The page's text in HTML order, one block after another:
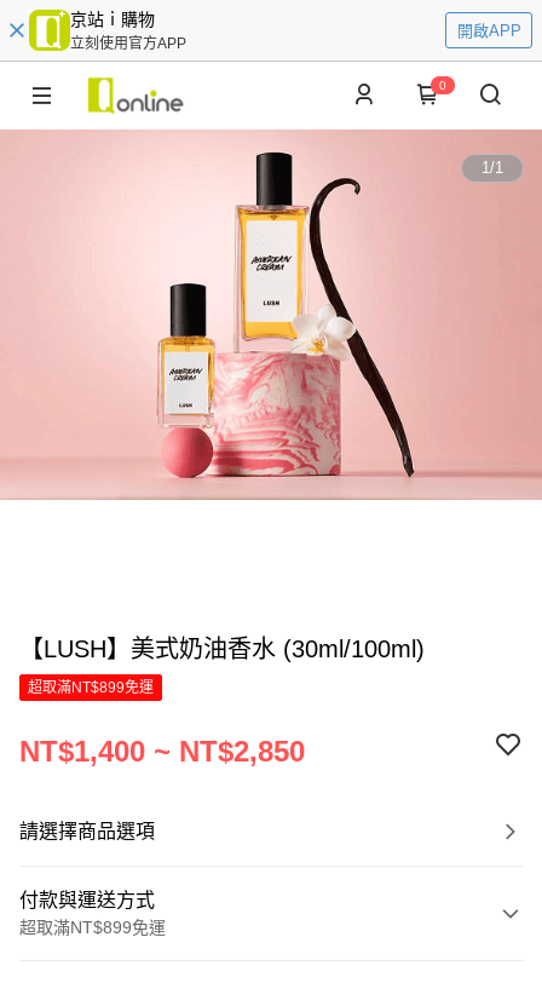
京站ｉ購物
立刻使用官方APP
開啟APP
0
1/1
【LUSH】美式奶油香水 (30ml/100ml)
超取滿NT$899免運
NT$1,400 ~ NT$2,850
請選擇商品選項
付款與運送方式
超取滿NT$899免運